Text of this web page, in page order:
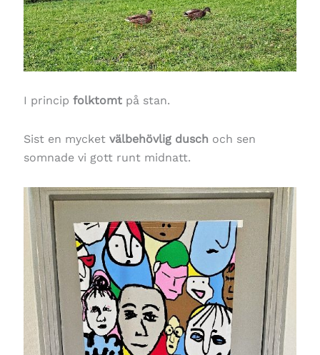
I princip folktomtpå stan.
Sist en mycket välbehövlig dusch och sen
somnade vi gott runt midnatt.